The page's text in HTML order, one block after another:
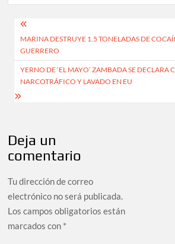
Navegación
de
entradas
MARINA DESTRUYE 1.5 TONELADAS DE
GUERRERO
YERNO DE ‘EL MAYO’ ZAMBADA SE DECLARA
NARCOTRÁFICO Y LAVADO EN EU
Deja un
comentario
Tu dirección de correo
electrónico no será publicada.
Los campos obligatorios están
marcados con *